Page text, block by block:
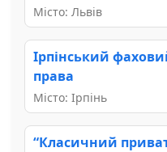
Місто: Львів
Ірпінський
права
Місто: Ірпінь
“Класичний